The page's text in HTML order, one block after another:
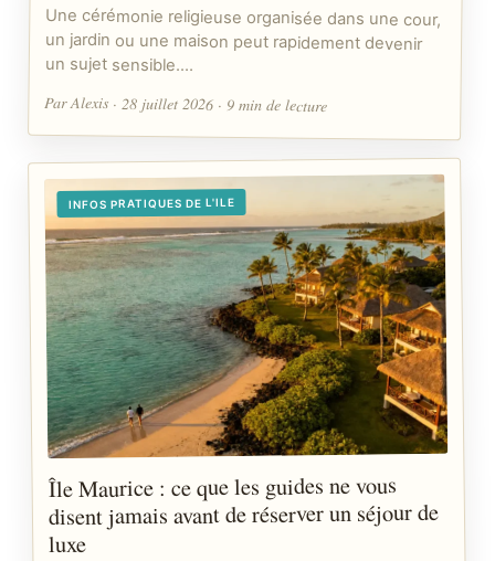
Une cérémonie religieuse organisée dans une cour,
un jardin ou une maison peut rapidement devenir
un sujet sensible.…
Par Alexis · 28 juillet 2026 · 9 min de lecture
INFOS PRATIQUES DE L'ILE
Île Maurice : ce que les guides ne vous
disent jamais avant de réserver un séjour de
luxe